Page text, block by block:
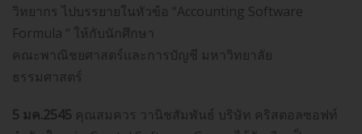
วิทยากร ไปบรรยายในหัวข้อ “Accounting Software
Formula “ ให้กับนักศึกษา
คณะพาณิชยศาสตร์และการบัญชี มหาวิทยาลัย
ธรรมศาสตร์
5 มค.2545 คุณสมควร วานิชสัมพันธ์ บริษัท คริสตอลซอฟท์